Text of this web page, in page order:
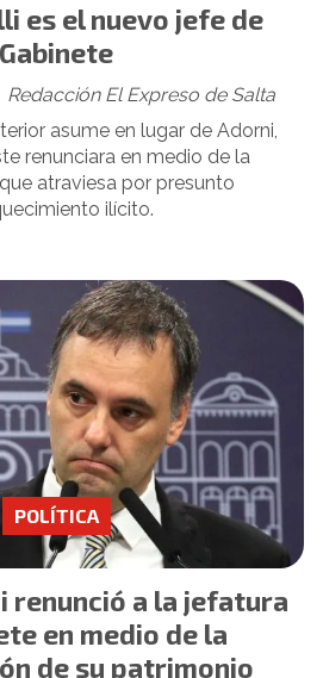
es el nuevo jefe de
Gabinete
Redacción El Expreso de Salta
asume en lugar de Adorni,
renunciara en medio de la
atraviesa por presunto
ilícito.
renunció a la jefatura
en medio de la
de su patrimonio
POLÍTICA